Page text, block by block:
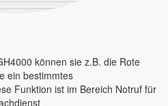
können sie z.B. die Rote
ein bestimmtes
Funktion ist im Bereich Notruf für